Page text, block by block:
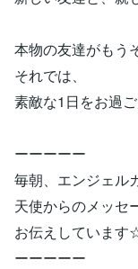
本物の友達がもう
それでは、
素敵な1日をお過ご
ーーーーー
毎朝、エンジェル
天使からのメッセ
お伝えしています
ーーーーー